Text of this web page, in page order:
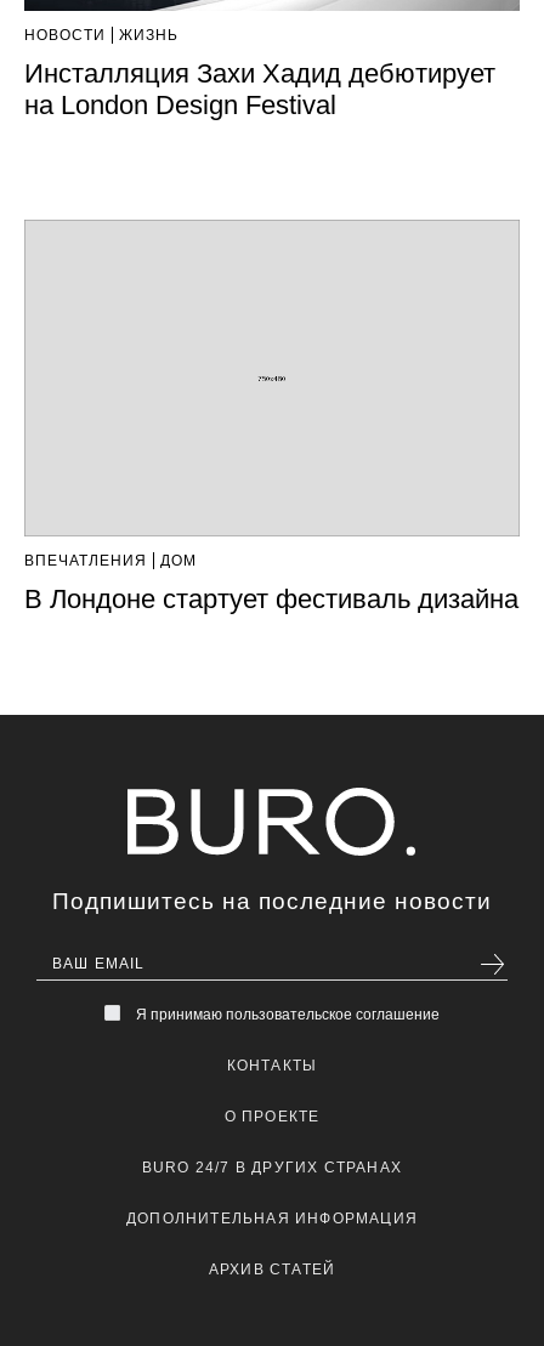
НОВОСТИ ЖИЗНЬ
Инсталляция Захи Хадид дебютирует
на London Design Festival
ВПЕЧАТЛЕНИЯ ДОМ
В Лондоне стартует фестиваль дизайна
Подпишитесь на последние новости
Я принимаю пользовательское соглашение
КОНТАКТЫ
О ПРОЕКТЕ
BURO 24/7 В ДРУГИХ СТРАНАХ
ДОПОЛНИТЕЛЬНАЯ ИНФОРМАЦИЯ
АРХИВ СТАТЕЙ